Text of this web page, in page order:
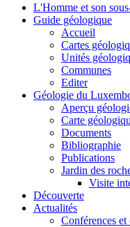
L'Homme et son
Guide géologique
Accueil
Cartes
Unités
Communes
Editer
Géologie du
Aperçu
Carte
Documents
Bibliographie
Publications
Jardin des
Visite
Découverte
Actualités
Conférences et